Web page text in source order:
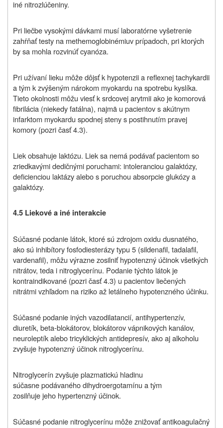
iné nitrozlúčeniny.
Pri liečbe vysokými dávkami musí laboratórne vyšetrenie
zahŕňať testy na methemoglobinémiuv prípadoch, pri ktorých
by sa mohla rozvinúť cyanóza.
Pri užívaní lieku môže dôjsť k hypotenzii a reflexnej tachykardii
a tým k zvýšeným nárokom myokardu na spotrebu kyslíka.
Tieto okolnosti môžu viesť k srdcovej arytmii ako je komorová
fibrilácia (niekedy fatálna), najmä u pacientov s akútnym
infarktom myokardu spodnej steny s postihnutím pravej
komory (pozri časť 4.3).
Liek obsahuje laktózu. Liek sa nemá podávať pacientom so
zriedkavými dedičnými poruchami: intoleranciou galaktózy,
deficienciou laktázy alebo s poruchou absorpcie glukózy a
galaktózy.
4.5 Liekové a iné interakcie
Súčasné podanie látok, ktoré sú zdrojom oxidu dusnatého,
ako sú inhibítory fosfodiesterázy typu 5 (sildenafil, tadalafil,
vardenafil), môžu výrazne zosilniť hypotenzný účinok všetkých
nitrátov, teda i nitroglycerínu. Podanie týchto látok je
kontraindikované (pozri časť 4.3) u pacientov liečených
nitrátmi vzhľadom na riziko až letálneho hypotenzného účinku.
Súčasné podanie iných vazodilatancií, antihypertenzív,
diuretík, beta-blokátorov, blokátorov vápnikových kanálov,
neuroleptík alebo tricyklických antidepresív, ako aj alkoholu
zvyšuje hypotenzný účinok nitroglycerínu.
Nitroglycerín zvyšuje plazmatickú hladinu
súčasne podávaného dihydroergotamínu a tým
zosilňuje jeho hypertenzný účinok.
Súčasné podanie nitroglycerínu môže znižovať antikoagulačný